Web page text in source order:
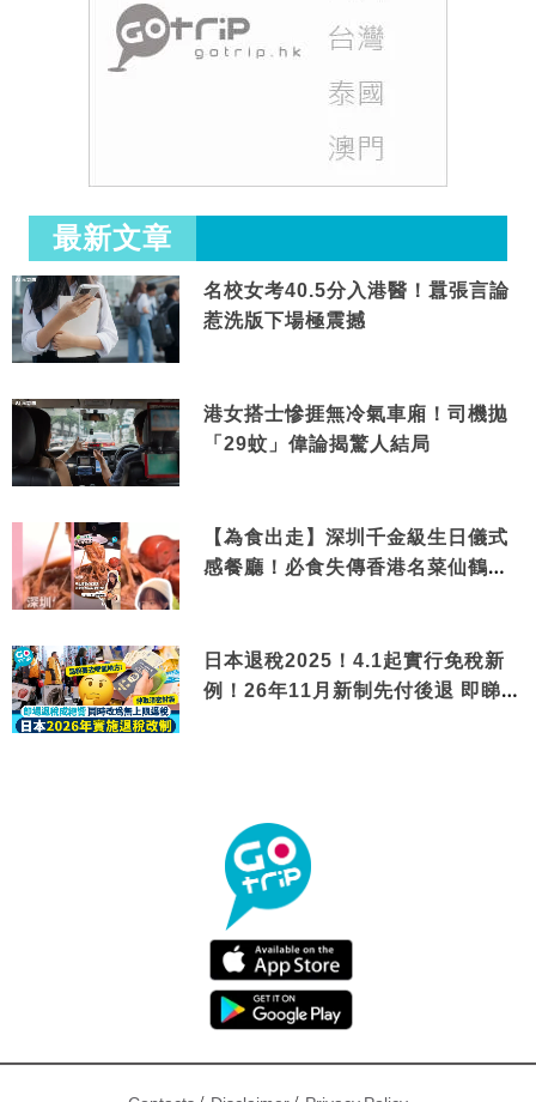
最新文章
名校女考40.5分入港醫！囂張言論
惹洗版下場極震撼
港女搭士慘捱無冷氣車廂！司機拋
「29蚊」偉論揭驚人結局
【為食出走】深圳千金級生日儀式
感餐廳！必食失傳香港名菜仙鶴神
日本退稅2025！4.1起實行免稅新
例！26年11月新制先付後退 即睇步